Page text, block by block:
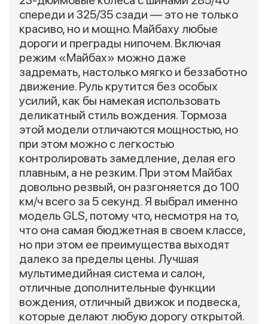
спереди и 325/35 сзади — это не только
красиво, но и мощно. Майбаху любые
дороги и преграды нипочем. Включая
режим «Майбах» можно даже
задремать, настолько мягко и беззаботно
движение. Руль крутится без особых
усилий, как бы намекая использовать
деликатный стиль вождения. Тормоза
этой модели отличаются мощностью, но
при этом можно с легкостью
контролировать замедление, делая его
плавным, а не резким. При этом Майбах
довольно резвый, он разгоняется до 100
км/ч всего за 5 секунд. Я выбрал именно
модель GLS, потому что, несмотря на то,
что она самая бюджетная в своем классе,
но при этом ее преимущества выходят
далеко за пределы цены. Лучшая
мультимедийная система и салон,
отличные дополнительные функции
вождения, отличный движок и подвеска,
которые делают любую дорогу открытой.